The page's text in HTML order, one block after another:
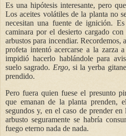
Es una hipótesis interesante, pero
Los aceites volátiles de la planta no
necesitan una fuente de ignición.
caminara por el desierto cargado con
arbustos para incendiar. Recordemos,
profeta intentó acercarse a la zarza
impidió hacerlo hablándole para
suelo sagrado. Ergo, si la yerba
prendido.
Pero fuera quien fuese el presunto
que emanan de la planta prenden,
segundos y, en el caso de prender en
arbusto seguramente se habría
fuego eterno nada de nada.